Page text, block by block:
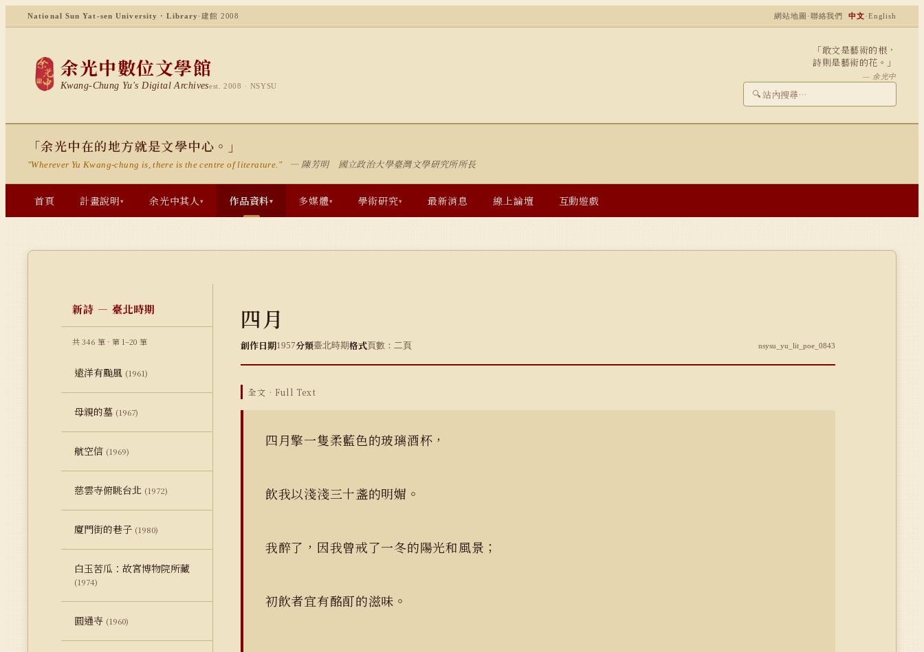
National Sun Yat-sen University · Library ·建館 2008 網站地圖 ·聯絡我們 中文·English
余光中數位文學館
Kwang-Chung Yu's Digital Archivesest. 2008 · NSYSU
「敢文是藝術的根，
詩則是藝術的花。」
— 余光中
🔍
「余光中在的地方就是文學中心。」
"Wherever Yu Kwang-chung is, there is the centre of literature." — 陳芳明 國立政治大學臺灣文學研究所所長
首頁 計畫說明▾ 余光中其人▾ 作品資料▾ 多媒體▾ 學術研究▾ 最新消息 線上論壇 互動遊戲
新詩 — 臺北時期
共 346 筆 · 第 1–20 筆
遠洋有颱風 (1961)
母親的墓 (1967)
航空信 (1969)
慈雲寺俯眺台北 (1972)
廈門街的巷子 (1980)
白玉苦瓜：故宮博物院所藏
(1974)
圓通寺 (1960)
四月
創作日期1957分類臺北時期格式頁數：二頁 nsysu_yu_lit_poe_0843
全文 · Full Text
四月擎一隻柔藍色的玻璃酒杯，
飲我以淺淺三十盞的明媚。
我醉了，因我曾戒了一冬的陽光和風景；
初飲者宜有酩酊的滋味。